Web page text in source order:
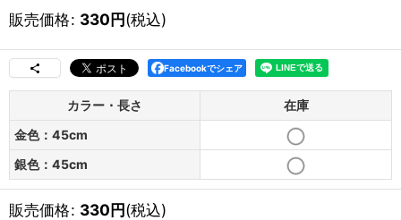
販売価格: 330円(税込)
Facebookでシェア
カラー・長さ
在庫
金色：45cm
銀色：45cm
販売価格: 330円(税込)